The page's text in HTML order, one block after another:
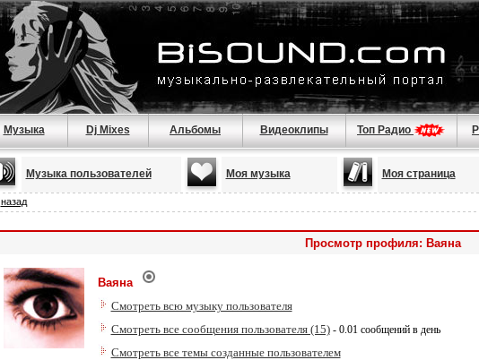
Музыка Dj Mixes Альбомы Видеоклипы Топ Радио
Музыка пользователей Моя музыка Моя страница
назад
Просмотр профиля: Ваяна
Ваяна
Смотреть всю музыку пользователя
Смотреть все сообщения пользователя (15)- 0.01 сообщений в день
Смотреть все темы созданные пользователем